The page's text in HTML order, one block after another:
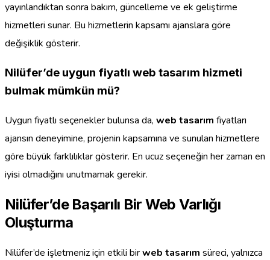
yayınlandıktan sonra bakım, güncelleme ve ek geliştirme
hizmetleri sunar. Bu hizmetlerin kapsamı ajanslara göre
değişiklik gösterir.
Nilüfer’de uygun fiyatlı web tasarım hizmeti
bulmak mümkün mü?
Uygun fiyatlı seçenekler bulunsa da, web tasarım fiyatları
ajansın deneyimine, projenin kapsamına ve sunulan hizmetlere
göre büyük farklılıklar gösterir. En ucuz seçeneğin her zaman en
iyisi olmadığını unutmamak gerekir.
Nilüfer’de Başarılı Bir Web Varlığı
Oluşturma
Nilüfer’de işletmeniz için etkili birweb tasarım süreci, yalnızca